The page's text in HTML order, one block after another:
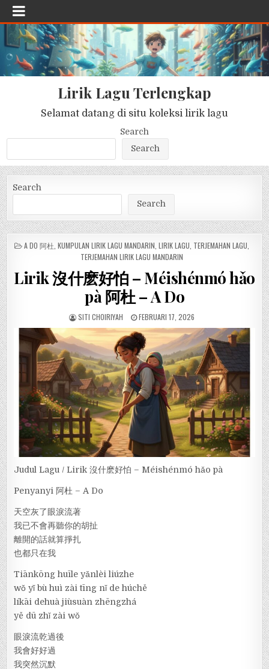
Lirik Lagu Terlengkap
Selamat datang di situ koleksi lirik lagu
Search
Search
Search
Search
POSTED
A DO 阿杜 KUMPULAN LIRIK LAGU MANDARIN LIRIK LAGU TERJEMAHAN LAGU
TERJEMAHAN LIRIK LAGU MANDARIN
Lirik 沒什麽好怕 – Méishénmó hǎo
pà 阿杜 – A Do
SITI CHOIRIYAH FEBRUARI 17, 2026
Judul Lagu / Lirik 沒什麽好怕 – Méishénmó hǎo pà
Penyanyi 阿杜 – A Do
天空灰了眼淚流著
我已不會再聽你的胡扯
離開的話就算掙扎
也都只在我
Tiānkōng huīle yǎnlèi liúzhe
wǒ yǐ bù huì zài tīng nǐ de húchě
líkāi dehuà jiùsuàn zhēngzhá
yě dū zhǐ zài wǒ
眼淚流乾過後
我會好好過
我突然沉默